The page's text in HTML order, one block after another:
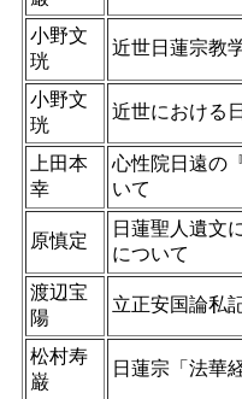
小野文
珖
近世日蓮宗教
小野文
珖
近世における
上田本
幸
心性院日遠の
いて
原慎定
日蓮聖人遺文
について
渡辺宝
陽
立正安国論私
松村寿
巌
日蓮宗「法華